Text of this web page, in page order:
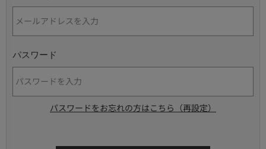
パスワード
パスワードをお忘れの方はこちら（再設定）